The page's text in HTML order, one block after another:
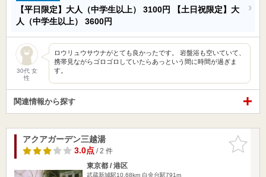
【平日限定】大人（中学生以上） 3100円
【土日祝限定】大
人（中学生以上） 3600円
30代 女
性
ロウリュウサウナがとても良かったです。 岩盤浴も空いていて、
携帯見ながらゴロゴロしていたらあっという間に時間が過ぎま
す。
関連情報から探す
お気に入
りに追加
アクアガーデン三越湯
3.0点/ 2 件
東京都 / 港区
武蔵新城駅10.68km 白金台駅791m